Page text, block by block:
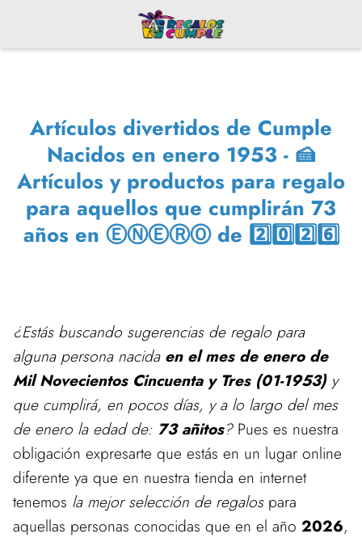
Artículos divertidos de Cumple
Nacidos en enero 1953 - 🍰
Artículos y productos para regalo
para aquellos que cumplirán 73
años en ⒺⓃⒺⓇⓄ de 2️⃣0️⃣2️⃣6️⃣
¿Estás buscando sugerencias de regalo para
alguna persona nacida en el mes de enero de
Mil Novecientos Cincuenta y Tres (01-1953)y
que cumplirá, en pocos días, y a lo largo del mes
de enero la edad de: 73 añitos?Pues es nuestra
obligación expresarte que estás en un lugar online
diferente ya que en nuestra tienda en internet
tenemos la mejor selección de regalospara
aquellas personas conocidas que en el año 2026,